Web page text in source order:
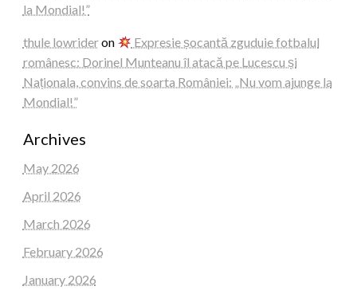
la Mondial!”
thule lowrideron
Expresie șocantă zguduie fotbalul
românesc: Dorinel Munteanu îl atacă pe Lucescu și
Naționala, convins de soarta României: „Nu vom ajunge la
Mondial!”
Archives
May 2026
April 2026
March 2026
February 2026
January 2026